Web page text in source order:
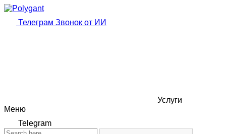
Телеграм Звонок от ИИ
Услуги
Меню
Telegram